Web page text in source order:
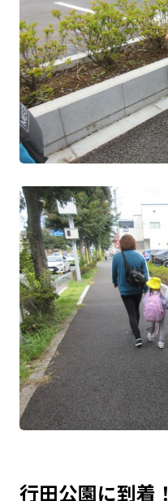
行田公園に到着！